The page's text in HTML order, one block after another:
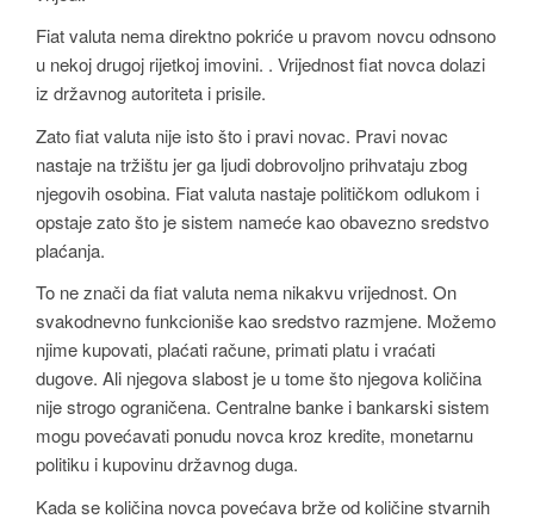
Fiat valuta nema direktno pokriće u pravom novcu odnsono
u nekoj drugoj rijetkoj imovini. . Vrijednost fiat novca dolazi
iz državnog autoriteta i prisile.
Zato fiat valuta nije isto što i pravi novac. Pravi novac
nastaje na tržištu jer ga ljudi dobrovoljno prihvataju zbog
njegovih osobina. Fiat valuta nastaje političkom odlukom i
opstaje zato što je sistem nameće kao obavezno sredstvo
plaćanja.
To ne znači da fiat valuta nema nikakvu vrijednost. On
svakodnevno funkcioniše kao sredstvo razmjene. Možemo
njime kupovati, plaćati račune, primati platu i vraćati
dugove. Ali njegova slabost je u tome što njegova količina
nije strogo ograničena. Centralne banke i bankarski sistem
mogu povećavati ponudu novca kroz kredite, monetarnu
politiku i kupovinu državnog duga.
Kada se količina novca povećava brže od količine stvarnih